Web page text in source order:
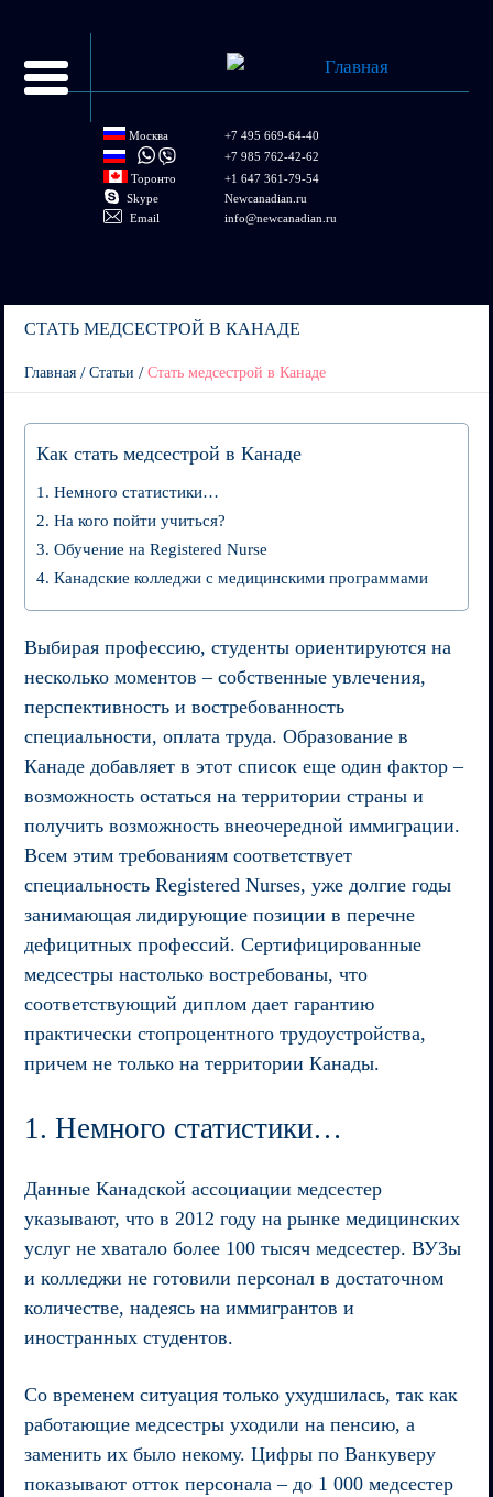
содержанию
Москва
+7 495 669-64-40
+7 985 762-42-62
Торонто
+1 647 361-79-54
Skype
Newcanadian.ru
Email
info@newcanadian.ru
СТАТЬ МЕДСЕСТРОЙ В КАНАДЕ
Главная / Статьи / Стать медсестрой в Канаде
Как стать медсестрой в Канаде
Немного статистики…
На кого пойти учиться?
Обучение на Registered Nurse
Канадские колледжи с медицинскими программами
Выбирая профессию, студенты ориентируются на
несколько моментов – собственные увлечения,
перспективность и востребованность
специальности, оплата труда. Образование в
Канаде добавляет в этот список еще один фактор –
возможность остаться на территории страны и
получить возможность внеочередной иммиграции.
Всем этим требованиям соответствует
специальность Registered Nurses, уже долгие годы
занимающая лидирующие позиции в перечне
дефицитных профессий. Сертифицированные
медсестры настолько востребованы, что
соответствующий диплом дает гарантию
практически стопроцентного трудоустройства,
причем не только на территории Канады.
1. Немного статистики…
Данные Канадской ассоциации медсестер
указывают, что в 2012 году на рынке медицинских
услуг не хватало более 100 тысяч медсестер. ВУЗы
и колледжи не готовили персонал в достаточном
количестве, надеясь на иммигрантов и
иностранных студентов.
Со временем ситуация только ухудшилась, так как
работающие медсестры уходили на пенсию, а
заменить их было некому. Цифры по Ванкуверу
показывают отток персонала – до 1 000 медсестер